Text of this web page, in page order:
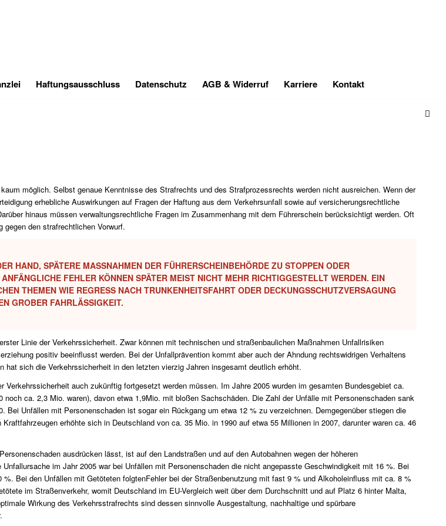
Haftungsausschluss Datenschutz AGB & Widerruf Karriere Kontakt
möglich. Selbst genaue Kenntnisse des Strafrechts und des Strafprozessrechts werden nicht ausreichen. Wenn der
erhebliche Auswirkungen auf Fragen der Haftung aus dem Verkehrsunfall sowie auf versicherungsrechtliche
hinaus müssen verwaltungsrechtliche Fragen im Zusammenhang mit dem Führerschein berücksichtigt werden. Oft
den strafrechtlichen Vorwurf.
HAND, SPÄTERE MASSNAHMEN DER FÜHRERSCHEINBEHÖRDE ZU STOPPEN ODER L
FEHLER KÖNNEN SPÄTER MEIST NICHT MEHR RICHTIGGESTELLT WERDEN. EIN V
THEMEN WIE REGRESS NACH TRUNKENHEITSFAHRT ODER DECKUNGSSCHUTZVERSAGUNG W
GROBER FAHRLÄSSIGKEIT.
Linie der Verkehrssicherheit. Zwar können mit technischen und straßenbaulichen Maßnahmen Unfallrisiken
positiv beeinflusst werden. Bei der Unfallprävention kommt aber auch der Ahndung rechtswidrigen Verhaltens
sich die Verkehrssicherheit in den letzten vierzig Jahren insgesamt deutlich erhöht.
auch zukünftig fortgesetzt werden müssen. Im Jahre 2005 wurden im gesamten Bundesgebiet ca.
ca. 2,3 Mio. waren), davon etwa 1,9Mio. mit bloßen Sachschäden. Die Zahl der Unfälle mit Personenschaden sank
Unfällen mit Personenschaden ist sogar ein Rückgang um etwa 12 % zu verzeichnen. Demgegenüber stiegen die
erhöhte sich in Deutschland von ca. 35 Mio. in 1990 auf etwa 55 Millionen in 2007, darunter waren ca. 46
ausdrücken lässt, ist auf den Landstraßen und auf den Autobahnen wegen der höheren
im Jahr 2005 war bei Unfällen mit Personenschaden die nicht angepasste Geschwindigkeit mit 16 %. Bei
Bei den Unfällen mit Getöteten folgtenFehler bei der Straßenbenutzung mit fast 9 % und Alkoholeinfluss mit ca. 8 %
im Straßenverkehr, womit Deutschland im EU-Vergleich weit über dem Durchschnitt und auf Platz 6 hinter Malta,
Wirkung des Verkehrsstrafrechts sind dessen sinnvolle Ausgestaltung, nachhaltige und spürbare